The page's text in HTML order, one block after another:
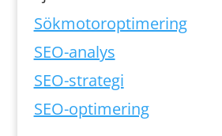
Sökmotoroptimering
SEO-analys
SEO-strategi
SEO-optimering